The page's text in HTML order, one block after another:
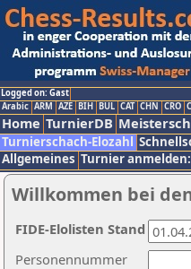
Logged on: Gast
Arabic ARM AZE BIH BUL CAT CHN CRO
Home TurnierDB
Turnierschach-Elozahl
Allgemeines Turnier anmelden:
Willkommen bei
Personennummer
FIDE-Elolisten Stand